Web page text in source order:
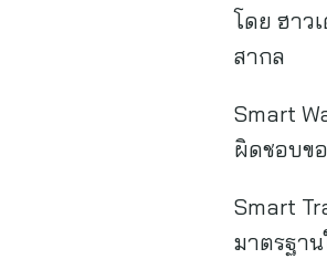
โดย ฮาว
สากล
Smart
ผิดชอบข
Smart
มาตรฐา